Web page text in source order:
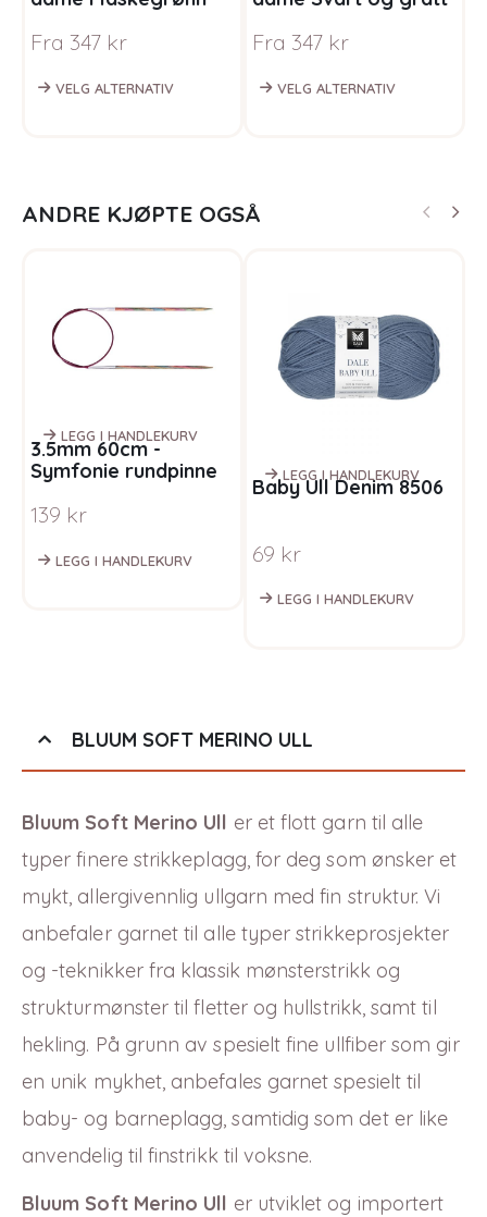
Soft Merino Ull
Fra 347 kr
VELG ALTERNATIV
Soft Merino Ull
Fra 347 kr
VELG ALTERNATIV
ANDRE KJØPTE OGSÅ
LEGG I HANDLEKURV
3.5mm 60cm -
Symfonie rundpinne
139 kr
LEGG I HANDLEKURV
LEGG I HANDLEKURV
Baby Ull Denim 8506
69 kr
LEGG I HANDLEKURV
BLUUM SOFT MERINO ULL
Bluum Soft Merino Ull er et flott garn til alle
typer finere strikkeplagg, for deg som ønsker et
mykt, allergivennlig ullgarn med fin struktur. Vi
anbefaler garnet til alle typer strikkeprosjekter
og -teknikker fra klassik mønsterstrikk og
strukturmønster til fletter og hullstrikk, samt til
hekling. På grunn av spesielt fine ullfiber som gir
en unik mykhet, anbefales garnet spesielt til
baby- og barneplagg, samtidig som det er like
anvendelig til finstrikk til voksne.
Bluum Soft Merino Ull er utviklet og importert